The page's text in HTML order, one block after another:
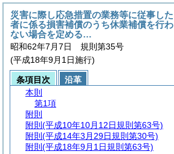
災害に際し応急措置の業務等に従事した
者に係る損害補償のうち休業補償を行わ
ない場合を定める…
昭和62年7月7日 規則第35号
(平成18年9月1日施行)
条項目次
沿革
本則
第1項
附則
附則 (平成10年10月12日規則第63号)
附則 (平成14年3月29日規則第30号)
附則 (平成18年9月1日規則第63号)